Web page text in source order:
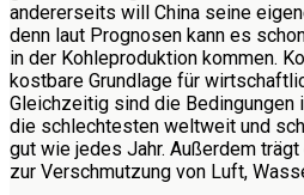
andererseits will China seine
denn laut Prognosen kann es
in der Kohleproduktion kommen.
kostbare Grundlage für
Gleichzeitig sind die Bedingungen
die schlechtesten weltweit und
gut wie jedes Jahr. Außerdem
zur Verschmutzung von Luft,